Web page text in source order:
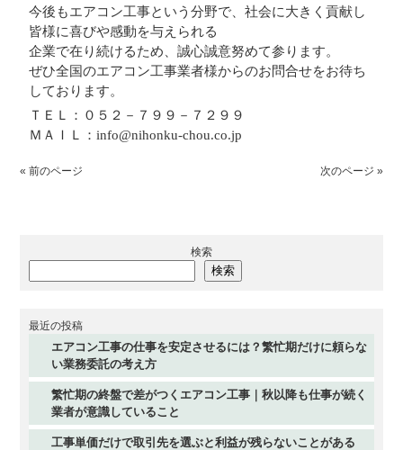
今後もエアコン工事という分野で、社会に大きく貢献し
皆様に喜びや感動を与えられる
企業で在り続けるため、誠心誠意努めて参ります。
ぜひ全国のエアコン工事業者様からのお問合せをお待ち
しております。
ＴＥＬ：０５２－７９９－７２９９
ＭＡＩＬ：info@nihonku-chou.co.jp
« 前のページ 次のページ »
検索
検索
最近の投稿
エアコン工事の仕事を安定させるには？繁忙期だけに頼らな
い業務委託の考え方
繁忙期の終盤で差がつくエアコン工事｜秋以降も仕事が続く
業者が意識していること
工事単価だけで取引先を選ぶと利益が残らないことがある